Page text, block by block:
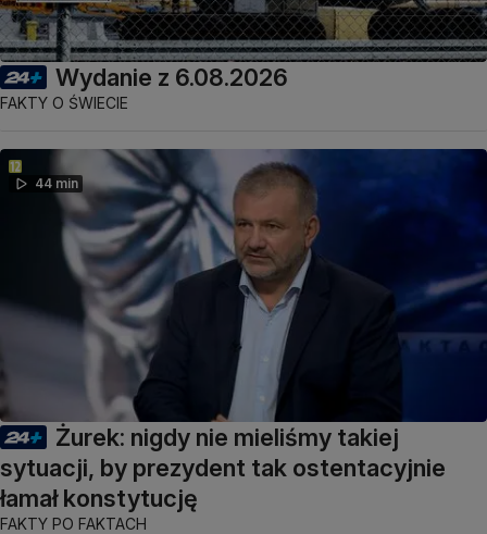
Wydanie z 6.08.2026
FAKTY O ŚWIECIE
44 min
Żurek: nigdy nie mieliśmy takiej
sytuacji, by prezydent tak ostentacyjnie
łamał konstytucję
FAKTY PO FAKTACH